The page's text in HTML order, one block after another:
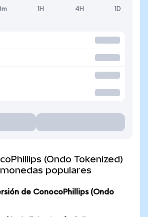
1H 4H 1D
(Ondo Tokenized)
populares
de ConocoPhillips (Ondo